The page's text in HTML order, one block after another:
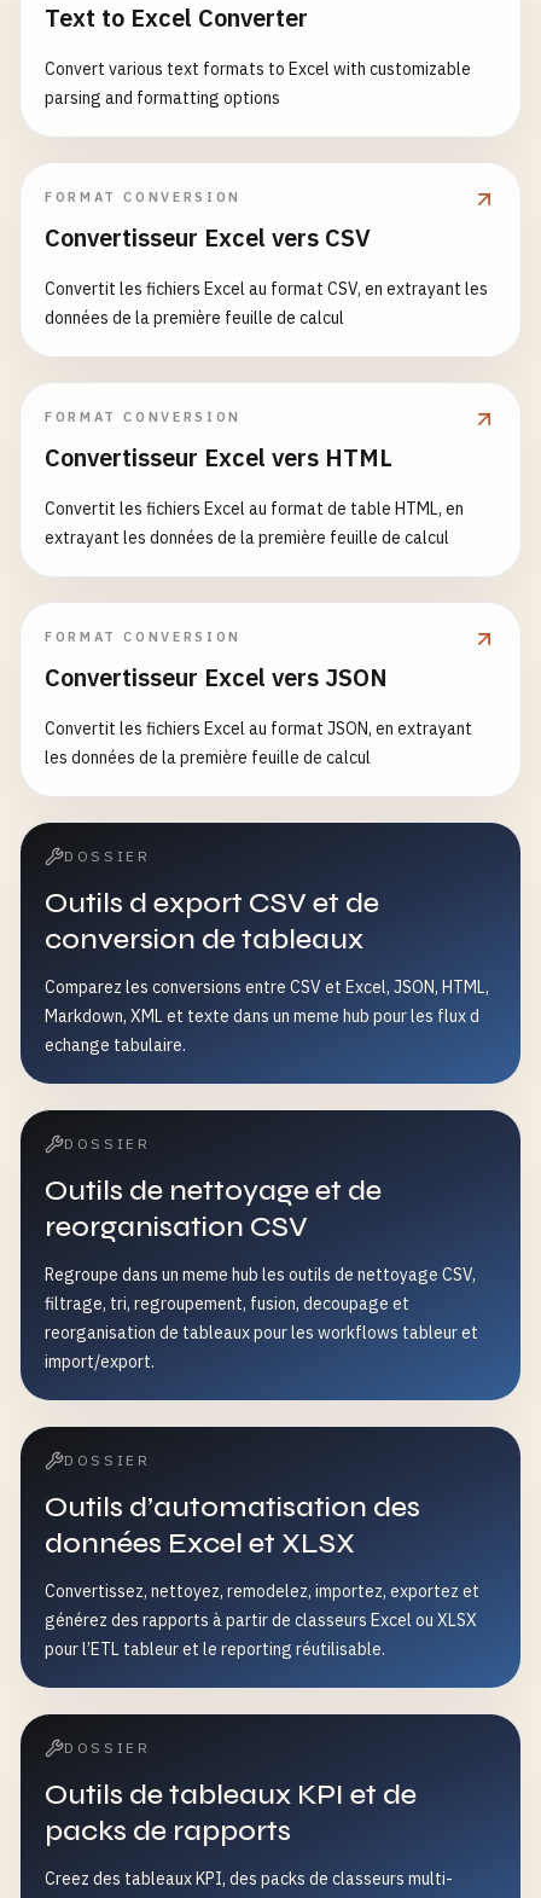
Text to Excel Converter
Convert various text formats to Excel with customizable
parsing and formatting options
FORMAT CONVERSION
Convertisseur Excel vers CSV
Convertit les fichiers Excel au format CSV, en extrayant les
données de la première feuille de calcul
FORMAT CONVERSION
Convertisseur Excel vers HTML
Convertit les fichiers Excel au format de table HTML, en
extrayant les données de la première feuille de calcul
FORMAT CONVERSION
Convertisseur Excel vers JSON
Convertit les fichiers Excel au format JSON, en extrayant
les données de la première feuille de calcul
DOSSIER
Outils d export CSV et de
conversion de tableaux
Comparez les conversions entre CSV et Excel, JSON, HTML,
Markdown, XML et texte dans un meme hub pour les flux d
echange tabulaire.
DOSSIER
Outils de nettoyage et de
reorganisation CSV
Regroupe dans un meme hub les outils de nettoyage CSV,
filtrage, tri, regroupement, fusion, decoupage et
reorganisation de tableaux pour les workflows tableur et
import/export.
DOSSIER
Outils d’automatisation des
données Excel et XLSX
Convertissez, nettoyez, remodelez, importez, exportez et
générez des rapports à partir de classeurs Excel ou XLSX
pour l’ETL tableur et le reporting réutilisable.
DOSSIER
Outils de tableaux KPI et de
packs de rapports
Creez des tableaux KPI, des packs de classeurs multi-